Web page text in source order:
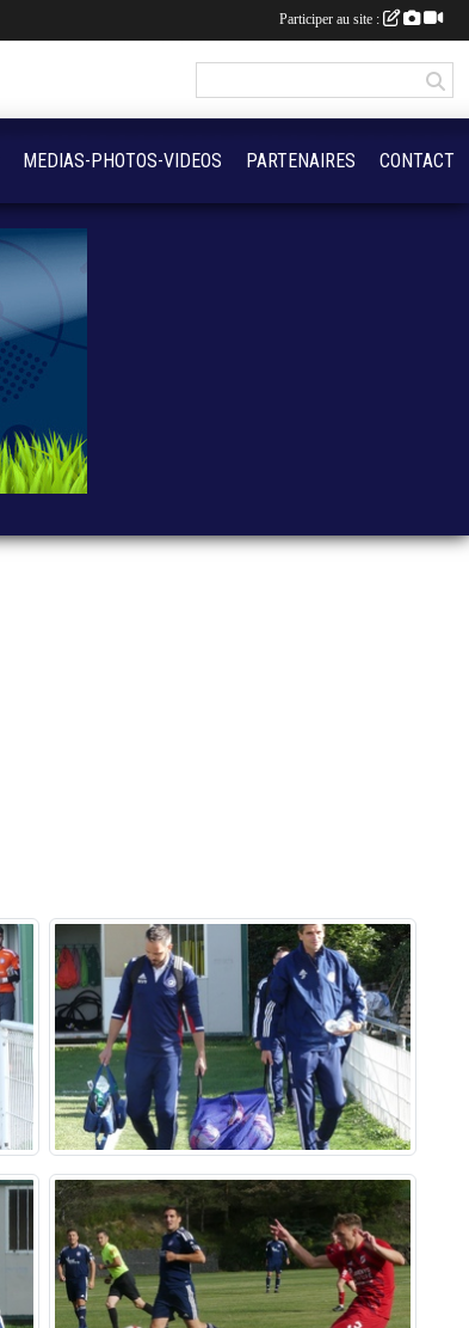
MEDIAS-PHOTOS-VIDEOS PARTENAIRES CONTACT
Participer au site :